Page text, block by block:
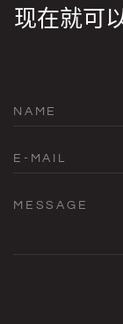
现在就可
NAME
E-MAIL
MESSAGE